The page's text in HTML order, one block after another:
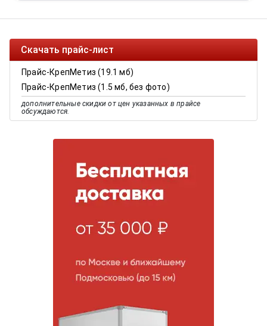
Скачать прайс-лист
Прайс-КрепМетиз (19.1 мб)
Прайс-КрепМетиз (1.5 мб, без фото)
дополнительные скидки от цен указанных в прайсе
обсуждаются.